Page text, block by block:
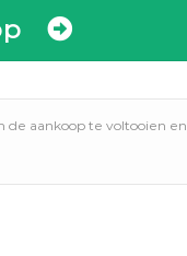
de aankoop te voltooien en